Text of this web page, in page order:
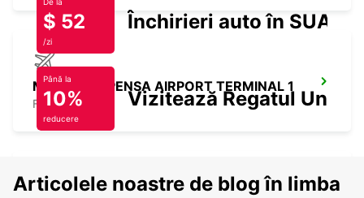
MILAN MALPENSA AIRPORT TERMINAL 1
FERNO - ITALY
$ 52
/zi
Închirieri auto în SUA
Până la
10%
reducere
Vizitează Regatul Unit
Articolele noastre de blog în limba